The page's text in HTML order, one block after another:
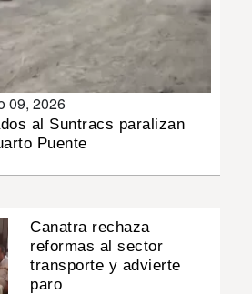
09, 2026
al Suntracs paralizan
Puente
Canatra rechaza
reformas al sector
transporte y advierte
paro